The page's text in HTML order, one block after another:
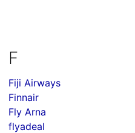
F
Fiji Airways
Finnair
Fly Arna
flyadeal